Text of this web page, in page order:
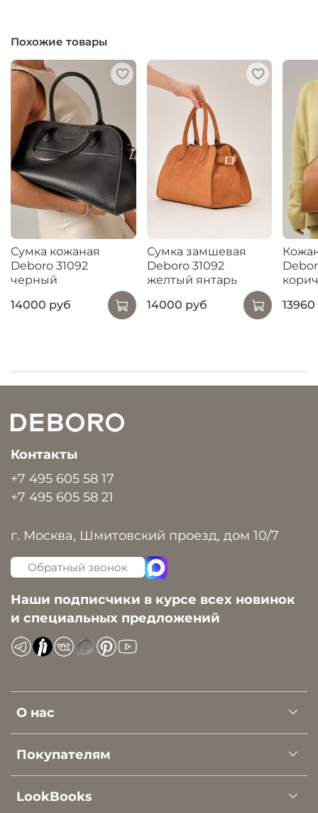
Похожие товары
Сумка кожаная
Deboro 31092
черный
14000 руб
Сумка замшевая
Deboro 31092
желтый янтарь
14000 руб
О нас
Покупателям
LookBooks
Контакты
+7 495 605 58 17
+7 495 605 58 21
г. Москва, Шмитовский проезд, дом 10/7
Обратный звонок
Наши подписчики в курсе всех новинок
и специальных предложений